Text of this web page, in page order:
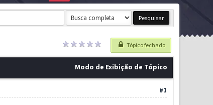
Tópico fechado
Modo de Exibição de Tópico
#1